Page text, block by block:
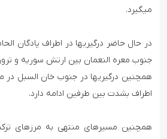
میگیرد.
در حال حاضر درگیریها در اطراف پادگان
جنوب معره النعمان بین ارتش سوریه و
همچنین درگیریها در جنوب خان السبل در
اطراف بشدت بین طرفین ادامه دارد.
همچنین مسیرهای منتهی به مرزهای